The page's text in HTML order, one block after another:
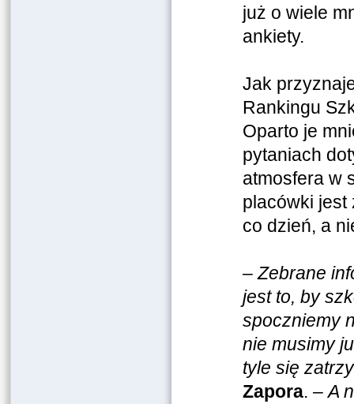
już o wiele
ankiety.
Jak
Rankingu
Oparto je
pytaniach
atmosfera w
placówki jest
co dzień, a
–Zebrane
jest to, by
spoczniemy
nie musimy
tyle się
Zapora. –A